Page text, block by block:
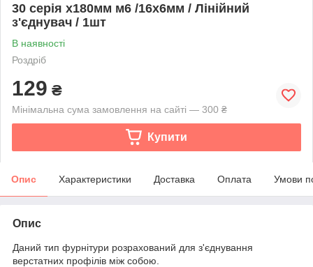
30 серія х180мм м6 /16х6мм / Лінійний
з'єднувач / 1шт
В наявності
Роздріб
129 ₴
Мінімальна сума замовлення на сайті — 300 ₴
Купити
Опис Характеристики Доставка Оплата Умови
Опис
Даний тип фурнітури розрахований для з'єднування
верстатних профілів між собою.